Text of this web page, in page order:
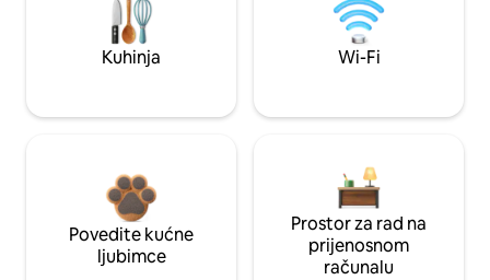
Kuhinja Wi-Fi
Povedite kućne
ljubimce
Prostor za rad na
prijenosnom
računalu